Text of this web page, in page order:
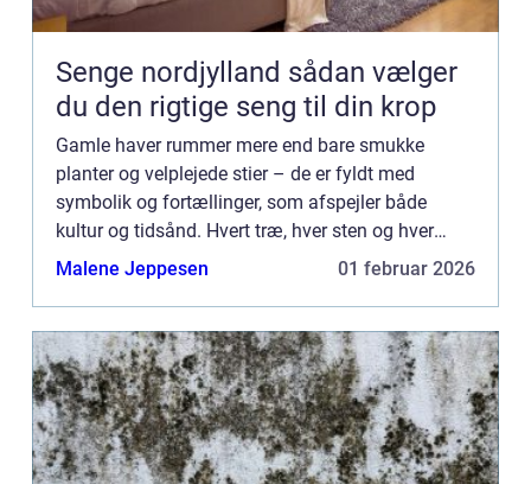
Senge nordjylland sådan vælger
du den rigtige seng til din krop
Gamle haver rummer mere end bare smukke
planter og velplejede stier – de er fyldt med
symbolik og fortællinger, som afspejler både
kultur og tidsånd. Hvert træ, hver sten og hver
dam er ofte placeret med en mening, der r...
Malene Jeppesen 01 februar 2026